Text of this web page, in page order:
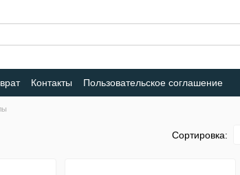
Контакты Пользовательское соглашение
Сортировка: